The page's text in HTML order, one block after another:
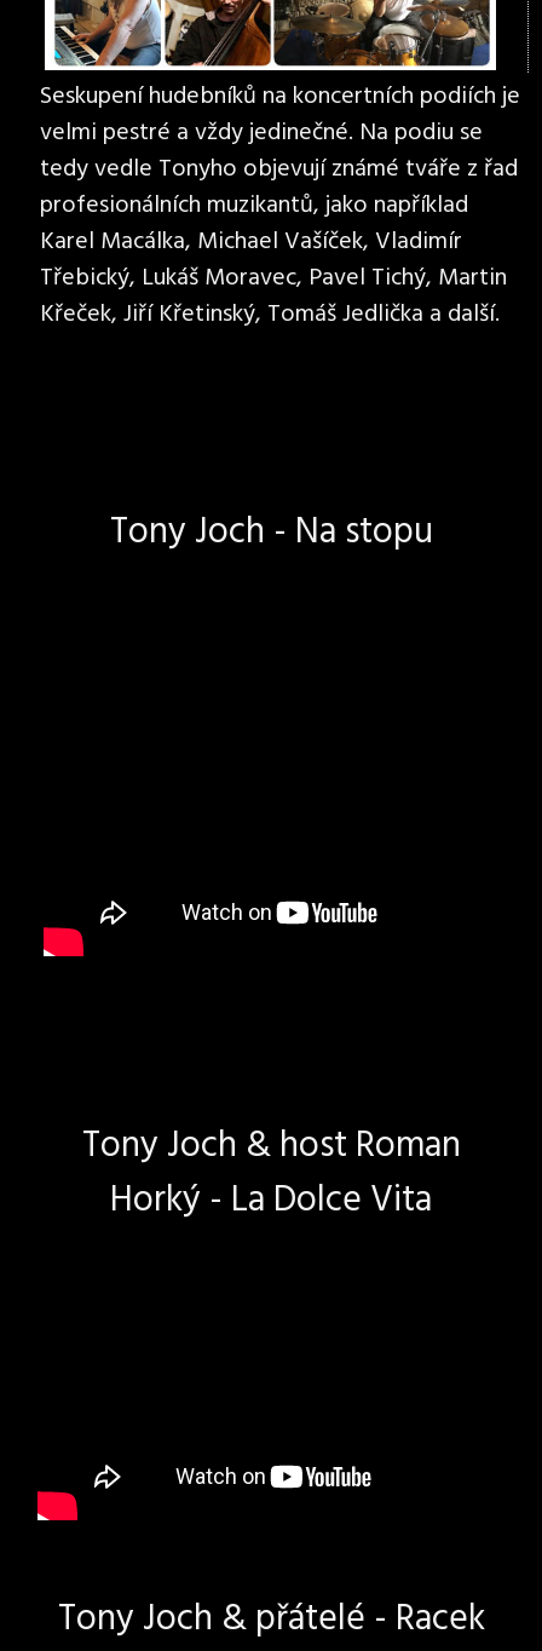
Seskupení hudebníků na koncertních podiích je
velmi pestré a vždy jedinečné. Na podiu se
tedy vedle Tonyho objevují známé tváře z řad
profesionálních muzikantů, jako například
Karel Macálka, Michael Vašíček, Vladimír
Třebický, Lukáš Moravec, Pavel Tichý, Martin
Křeček, Jiří Křetinský, Tomáš Jedlička a další.
Tony Joch - Na stopu
Tony Joch & host Roman
Horký - La Dolce Vita
Tony Joch & přátelé - Racek